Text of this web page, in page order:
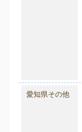
愛知県その他